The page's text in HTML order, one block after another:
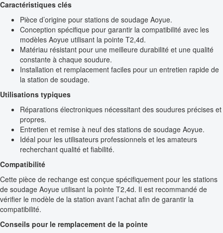
Caractéristiques clés
Pièce d’origine pour stations de soudage Aoyue.
Conception spécifique pour garantir la compatibilité avec les
modèles Aoyue utilisant la pointe T2,4d.
Matériau résistant pour une meilleure durabilité et une qualité
constante à chaque soudure.
Installation et remplacement faciles pour un entretien rapide de
la station de soudage.
Utilisations typiques
Réparations électroniques nécessitant des soudures précises et
propres.
Entretien et remise à neuf des stations de soudage Aoyue.
Idéal pour les utilisateurs professionnels et les amateurs
recherchant qualité et fiabilité.
Compatibilité
Cette pièce de rechange est conçue spécifiquement pour les stations
de soudage Aoyue utilisant la pointe T2,4d. Il est recommandé de
vérifier le modèle de la station avant l’achat afin de garantir la
compatibilité.
Conseils pour le remplacement de la pointe